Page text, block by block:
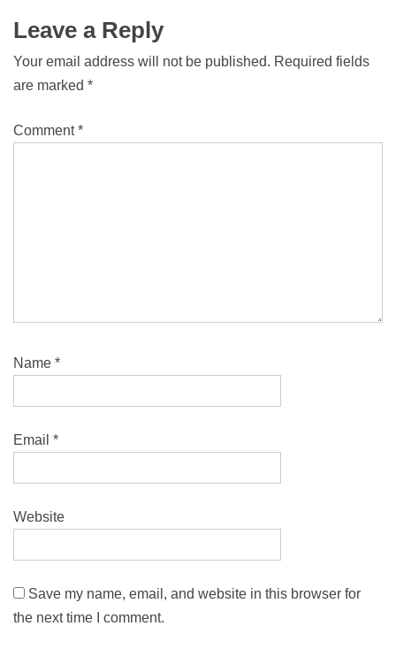
Leave a Reply
Your email address will not be published. Required fields
are marked *
Comment*
Name *
Email *
Website
Save my name, email, and website in this browser for
the next time I comment.